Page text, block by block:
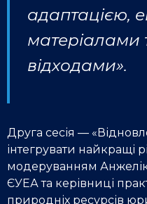
адаптацією,
матеріалами
відходами».
Друга сесія —
інтегрувати найкращі
модеруванням
ЄУЕА та керівниці
природніх ресурсів